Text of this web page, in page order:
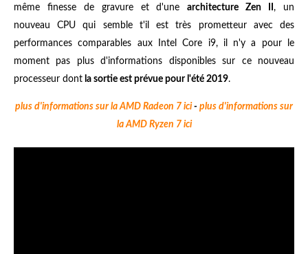
même finesse de gravure et d'unearchitecture Zen II , un
nouveau CPU qui semble t'il est très prometteur avec des
performances comparables aux Intel Core i9, il n'y a pour le
moment pas plus d'informations disponibles sur ce nouveau
processeur dont la sortie est prévue pour l'été 2019.
plus d'informations sur la AMD Radeon 7 ici- plus d'informations sur
la AMD Ryzen 7 ici